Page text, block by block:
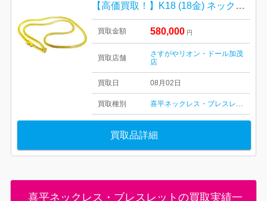
【高価買取！】K18 (18金) ネックレス 喜平 アクセサリー
買取金額 580,000 円
買取店舗
さすがやリオン・ドール加茂
店
買取日 08月02日
買取種別 喜平ネックレス・ブレスレット
買取品詳細
喜平ネックレス・ブレスレットの買取実績一